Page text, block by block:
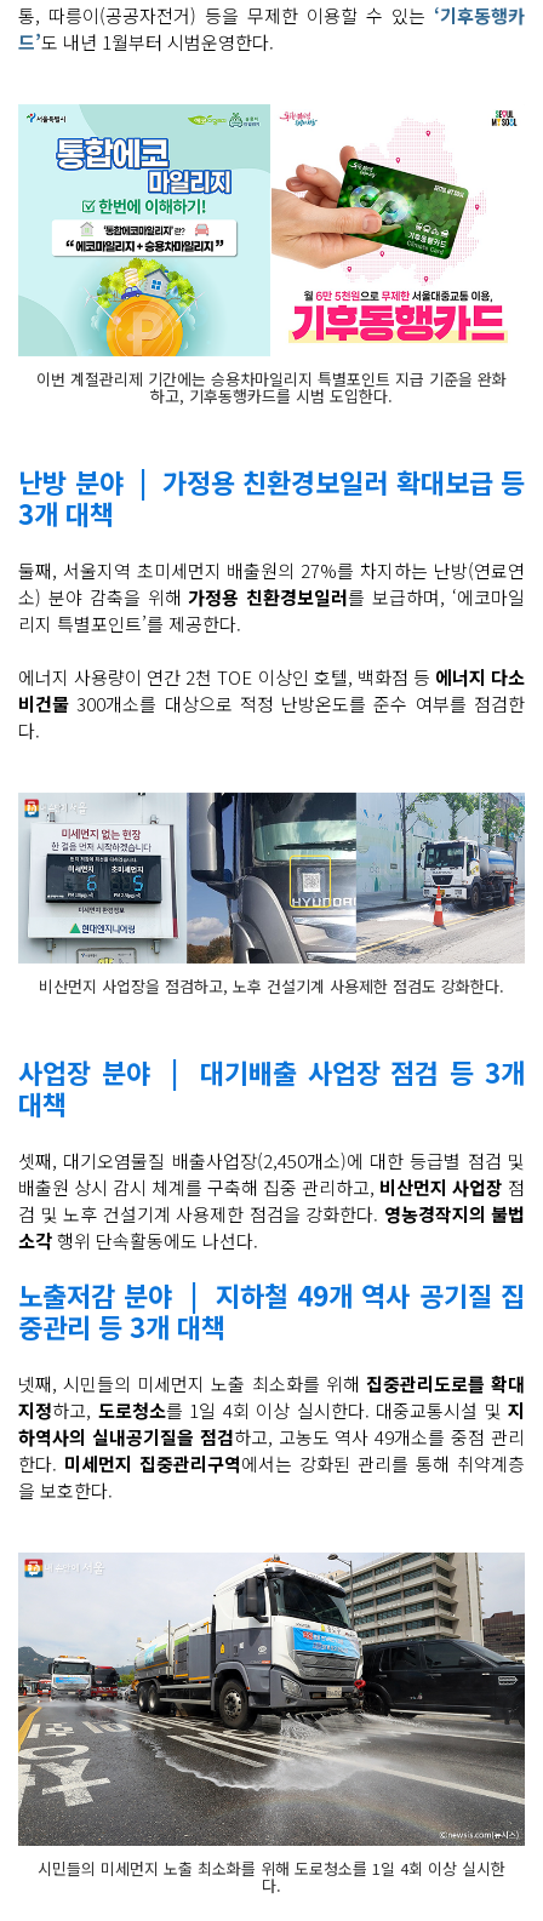
통, 따릉이(공공자전거) 등을 무제한 이용할 수 있는 ‘기후동행카
드’도 내년 1월부터 시범운영한다.
이번 계절관리제 기간에는 승용차마일리지 특별포인트 지급 기준을 완화
하고, 기후동행카드를 시범 도입한다.
난방 분야 | 가정용 친환경보일러 확대보급 등
3개 대책
둘째, 서울지역 초미세먼지 배출원의 27%를 차지하는 난방(연료연
소) 분야 감축을 위해가정용 친환경보일러를 보급하며, ‘에코마일
리지 특별포인트’를 제공한다.
에너지 사용량이 연간 2천 TOE 이상인 호텔, 백화점 등 에너지 다소
비건물 300개소를 대상으로 적정 난방온도를 준수 여부를 점검한
다.
비산먼지 사업장을 점검하고, 노후 건설기계 사용제한 점검도 강화한다.
사업장 분야 | 대기배출 사업장 점검 등 3개
대책
셋째, 대기오염물질 배출사업장(2,450개소)에 대한 등급별 점검 및
배출원 상시 감시 체계를 구축해 집중 관리하고, 비산먼지 사업장 점
검 및 노후 건설기계 사용제한 점검을 강화한다. 영농경작지의 불법
소각행위 단속활동에도 나선다.
노출저감 분야 | 지하철 49개 역사 공기질 집
중관리 등 3개 대책
넷째, 시민들의 미세먼지 노출 최소화를 위해 집중관리도로를 확대
지정하고, 도로청소를 1일 4회 이상 실시한다. 대중교통시설 및 지
하역사의 실내공기질을 점검하고, 고농도 역사 49개소를 중점 관리
한다. 미세먼지 집중관리구역에서는 강화된 관리를 통해 취약계층
을 보호한다.
시민들의 미세먼지 노출 최소화를 위해 도로청소를 1일 4회 이상 실시한
다.